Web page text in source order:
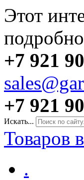
Этот
+7 921
+7 921
Искать...
Товаров
.